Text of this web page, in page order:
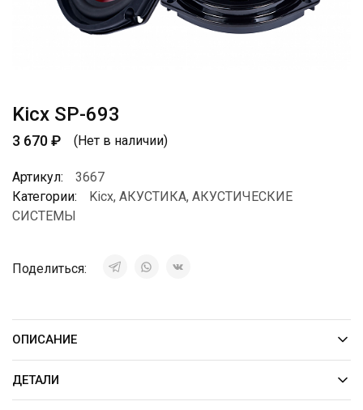
Kicx SP-693
3 670₽ (Нет в наличии)
Артикул:
3667
Категории:
Kicx, АКУСТИКА, АКУСТИЧЕСКИЕ
СИСТЕМЫ
Поделиться:
ОПИСАНИЕ
ДЕТАЛИ